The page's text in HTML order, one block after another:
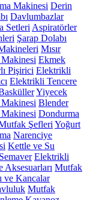
Makinesi Derin
Davlumbazlar
Setleri Aspiratörler
Şarap Dolabı
Mısır
Ekmek
Pişirici Elektrikli
Elektrikli Tencere
Yiyecek
Blender
Dondurma
Şefleri Yoğurt
Narenciye
Kettle ve Su
Elektrikli
Mutfak
ve Kancalar
Mutfak